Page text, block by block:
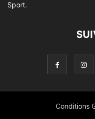
Sport.
Conditions